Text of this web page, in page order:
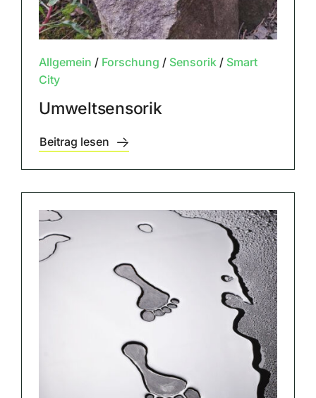
Allgemein / Forschung / Sensorik/ Smart
City
Umweltsensorik
Beitrag lesen